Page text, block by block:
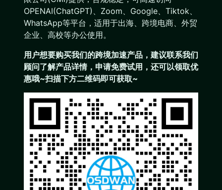
OPENAI(ChatGPT)、Zoom、Google、Tiktok、
WhatsApp等平台，适用于出海、跨境电商、外贸
企业、高校等办公使用。
用户想要购买我们的跨境加速产品 ，建议联系我们
顾问了解产品详情，申请免费试用，还可以领取优
惠哦~扫描下方二维码即可获取~